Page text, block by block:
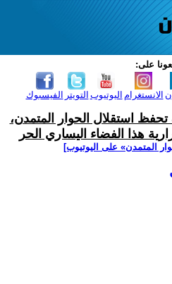
على:
الفيسبوك التويتر اليوتيوب الانستغرام
تحفظ استقلال الحوار المتمدن،
هذا الفضاء اليساري الحر
المتمدن» على اليوتيوب]